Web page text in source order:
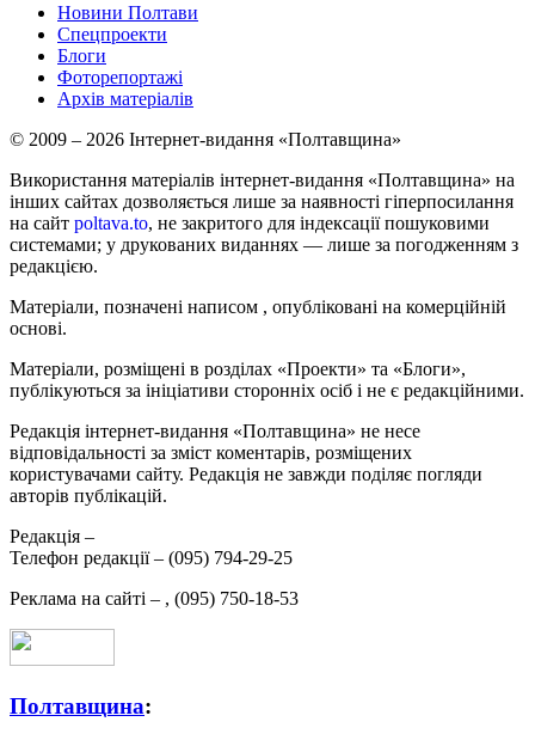
Новини Полтави
Спецпроекти
Блоги
Фоторепортажі
Архів матеріалів
© 2009 – 2026 Інтернет-видання «Полтавщина»
Використання матеріалів інтернет-видання «Полтавщина» на
інших сайтах дозволяється лише за наявності гіперпосилання
на сайт poltava.to, не закритого для індексації пошуковими
системами; у друкованих виданнях — лише за погодженням з
редакцією.
Матеріали, позначені написом , опубліковані на комерційній
основі.
Матеріали, розміщені в розділах «Проекти» та «Блоги»,
публікуються за ініціативи сторонніх осіб і не є редакційними.
Редакція інтернет-видання «Полтавщина» не несе
відповідальності за зміст коментарів, розміщених
користувачами сайту. Редакція не завжди поділяє погляди
авторів публікацій.
Редакція –
Телефон редакції – (095) 794-29-25
Реклама на сайті – , (095) 750-18-53
Полтавщина: